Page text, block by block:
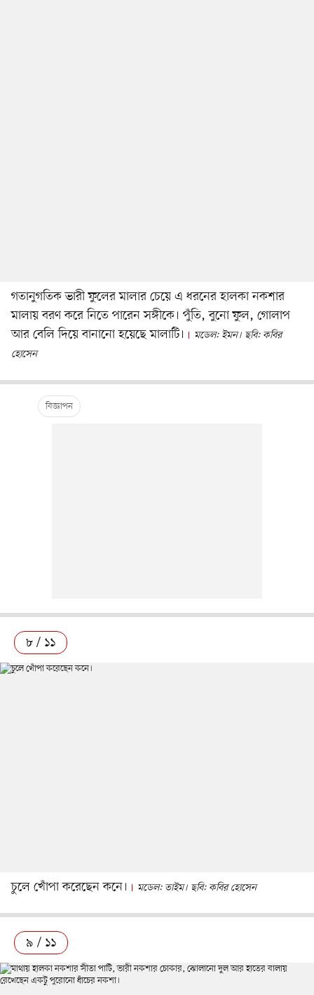
গতানুগতিক ভারী ফুলের মালার চেয়ে এ ধরনের হালকা নকশার
মালায় বরণ করে নিতে পারেন সঙ্গীকে। পুঁতি, বুনো ফুল, গোলাপ
আর বেলি দিয়ে বানানো হয়েছে মালাটি।
মডেল: ইমন। ছবি: কবির
হোসেন
৮ / ১১
চুলে খোঁপা করেছেন কনে। মডেল: তাইম। ছবি: কবির হোসেন
৯ / ১১